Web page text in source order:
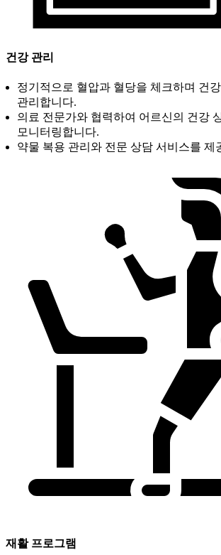
건강 관리
정기적으로 혈압과 혈당을 체크하며 건
관리합니다.
의료 전문가와 협력하여 어르신의 건강
모니터링합니다.
약물 복용 관리와 전문 상담 서비스를 제
재활 프로그램